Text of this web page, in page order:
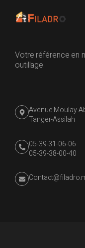
Votre référence en
outillage.
Avenue Moulay
Tanger-Assilah
05-39-31-06-06
05-39-38-00-40